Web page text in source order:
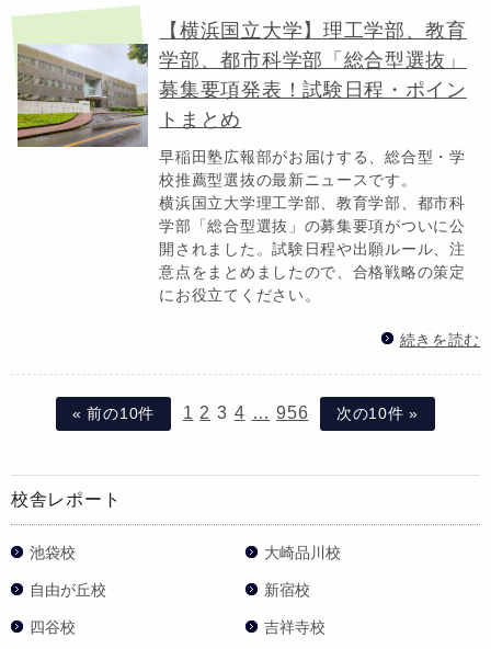
【横浜国立大学】理工学部、教育
学部、都市科学部「総合型選抜」
募集要項発表！試験日程・ポイン
トまとめ
早稲田塾広報部がお届けする、総合型・学
校推薦型選抜の最新ニュースです。
横浜国立大学理工学部、教育学部、都市科
学部「総合型選抜」の募集要項がついに公
開されました。試験日程や出願ルール、注
意点をまとめましたので、合格戦略の策定
にお役立てください。
続きを読む
« 前の10件 1 2 3 4 … 956 次の10件 »
校舎レポート
池袋校 大崎品川校
自由が丘校 新宿校
四谷校 吉祥寺校